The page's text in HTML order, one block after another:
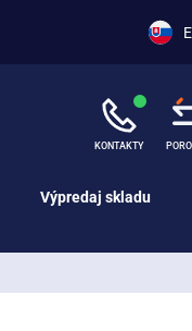
KONTAKTY
Výpredaj skladu